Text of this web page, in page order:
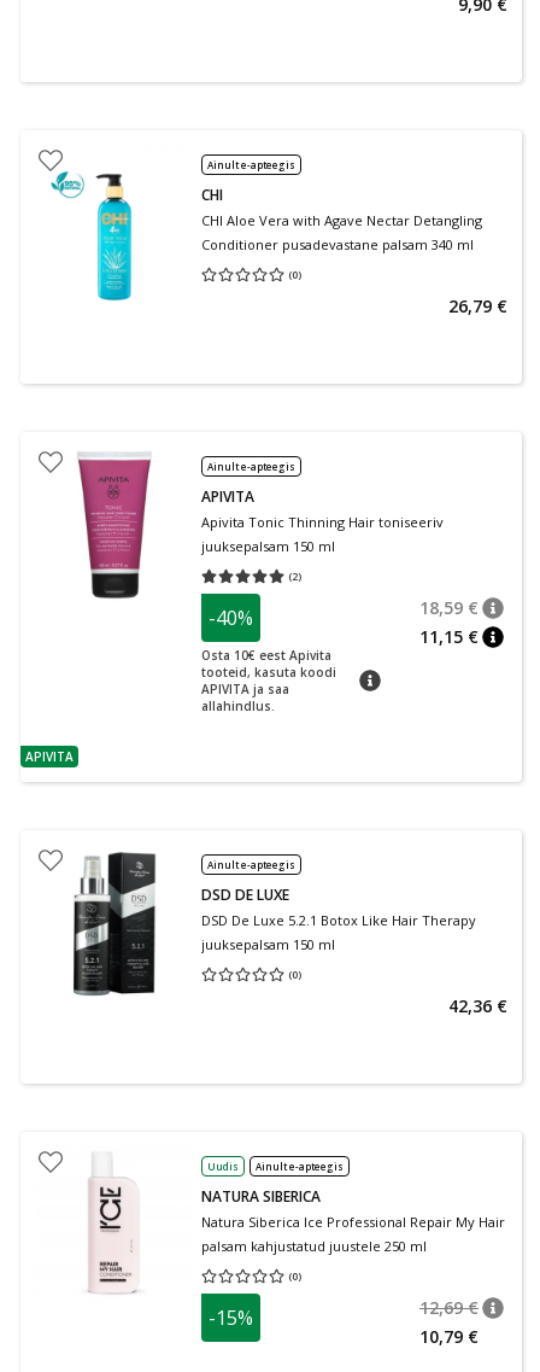
Ainult e-apteegis
CHI
CHI Aloe Vera with Agave Nectar Detangling
Conditioner pusadevastane palsam 340 ml
(0)
Keskmine hinnang 0.00
26,79 €
nõuanne
APIVITA
Ainult e-apteegis
APIVITA
Apivita Tonic Thinning Hair toniseeriv
juuksepalsam 150 ml
(2)
Keskmine hinnang 5.00
-40%
Osta 10€ eest Apivita
tooteid, kasuta koodi
APIVITA ja saa
allahindlus.
nõuanne
18,59 €
11,15 €
Ainult e-apteegis
DSD DE LUXE
DSD De Luxe 5.2.1 Botox Like Hair Therapy
juuksepalsam 150 ml
(0)
Keskmine hinnang 0.00
42,36 €
Uudis Ainult e-apteegis
NATURA SIBERICA
Natura Siberica Ice Professional Repair My Hair
palsam kahjustatud juustele 250 ml
(0)
Keskmine hinnang 0.00
-15% 12,69 €
10,79 €